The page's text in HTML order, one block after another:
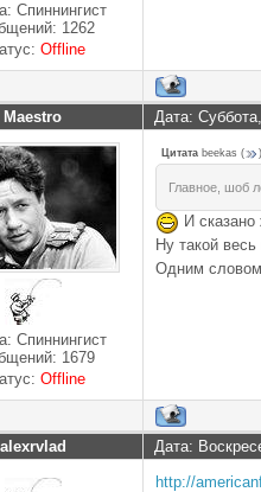
Спиннингист
1262
Offline
Maestro Дата:
Спиннингист
1679
Offline
Цитата beekas ( )
Главное, шоб
И
Ну такой
Одним
alexrvlad Дата:
http://